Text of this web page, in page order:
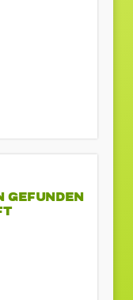
GEFUNDEN